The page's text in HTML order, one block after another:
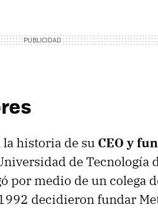
historia de su CEO y
de Tecnología
por medio de un colega
decidieron fundar